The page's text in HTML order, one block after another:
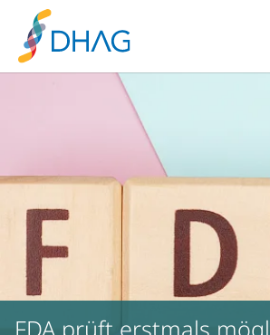
Zum Hauptinhalt springen
Skip to page footer
FDA prüft erstmals